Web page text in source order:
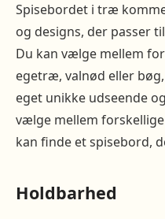
Spisebordet i træ
og designs, der passer
Du kan vælge mellem
egetræ, valnød eller
eget unikke udseende
vælge mellem
kan finde et spisebord,
Holdbarhed